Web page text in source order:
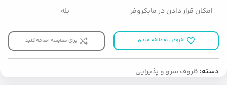
امکان قرار دادن در مایکروفر بله
افزودن به علاقه مندی برای مقایسه اضافه کنید
دسته: ظروف سرو و پذیرایی